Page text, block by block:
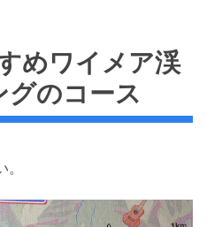
めワイメア渓
のコース